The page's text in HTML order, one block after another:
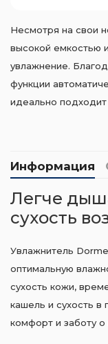
Несмотря на свои
высокой емкостью
увлажнение.
функции
идеально
Информация
Легче
сухость
Увлажнитель
оптимальную
сухость кожи,
кашель и сухость в
комфорт и заботу